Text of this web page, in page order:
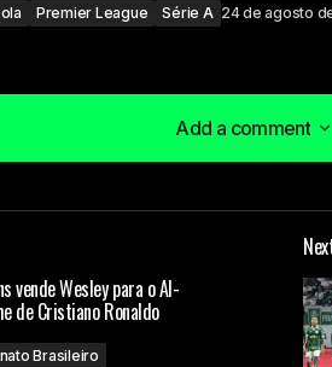
Premier League Série A 24 de agosto
Add a comment
Add a comment
não será publicado. Campos
vende Wesley para o Al-
de Cristiano Ronaldo
Brasileiro